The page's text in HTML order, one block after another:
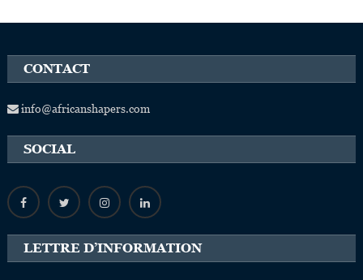
CONTACT
info@africanshapers.com
SOCIAL
LETTRE D’INFORMATION